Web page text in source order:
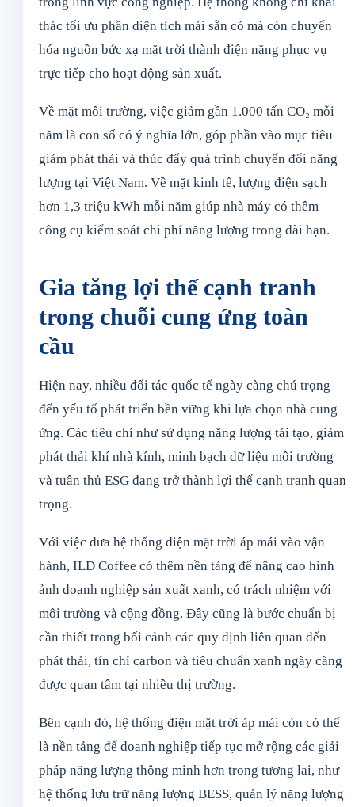
thác tối ưu phần diện tích mái sẵn có mà còn chuyển
hóa nguồn bức xạ mặt trời thành điện năng phục vụ
trực tiếp cho hoạt động sản xuất.
Về mặt môi trường, việc giảm gần 1.000 tấn CO₂ mỗi
năm là con số có ý nghĩa lớn, góp phần vào mục tiêu
giảm phát thải và thúc đẩy quá trình chuyển đổi năng
lượng tại Việt Nam. Về mặt kinh tế, lượng điện sạch
hơn 1,3 triệu kWh mỗi năm giúp nhà máy có thêm
công cụ kiểm soát chi phí năng lượng trong dài hạn.
Gia tăng lợi thế cạnh tranh
trong chuỗi cung ứng toàn
cầu
Hiện nay, nhiều đối tác quốc tế ngày càng chú trọng
đến yếu tố phát triển bền vững khi lựa chọn nhà cung
ứng. Các tiêu chí như sử dụng năng lượng tái tạo, giảm
phát thải khí nhà kính, minh bạch dữ liệu môi trường
và tuân thủ ESG đang trở thành lợi thế cạnh tranh quan
trọng.
Với việc đưa hệ thống điện mặt trời áp mái vào vận
hành, ILD Coffee có thêm nền tảng để nâng cao hình
ảnh doanh nghiệp sản xuất xanh, có trách nhiệm với
môi trường và cộng đồng. Đây cũng là bước chuẩn bị
cần thiết trong bối cảnh các quy định liên quan đến
phát thải, tín chỉ carbon và tiêu chuẩn xanh ngày càng
được quan tâm tại nhiều thị trường.
Bên cạnh đó, hệ thống điện mặt trời áp mái còn có thể
là nền tảng để doanh nghiệp tiếp tục mở rộng các giải
pháp năng lượng thông minh hơn trong tương lai, như
hệ thống lưu trữ năng lượng BESS, quản lý năng lượng